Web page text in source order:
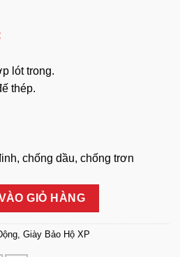
lót trong.
thép.
chống dầu, chống trơn
lượng
GIỎ HÀNG
, Giày Bảo Hộ XP